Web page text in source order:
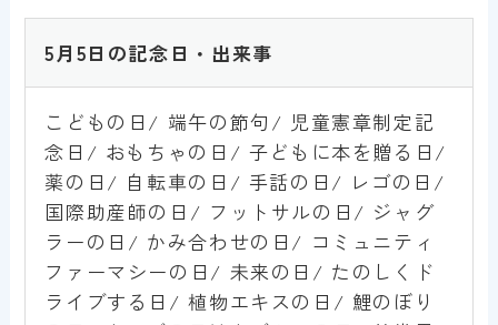
5月5日の記念日・出来事
こどもの日/ 端午の節句/ 児童憲章制定記
念日/ おもちゃの日/ 子どもに本を贈る日/
薬の日/ 自転車の日/ 手話の日/ レゴの日/
国際助産師の日/ フットサルの日/ ジャグ
ラーの日/ かみ合わせの日/ コミュニティ
ファーマシーの日/ 未来の日/ たのしくド
ライブする日/ 植物エキスの日/ 鯉のぼり